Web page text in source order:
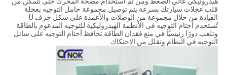
قلب عجلات سيارتك بسرعة.يتم توصيل مجموعة حامل التوجيه بعجلة
القيادة من خلال مجموعة من الوصلات والأعمدة على شكل حرف U.
تُستخدم أختام التوجيه في الأنظمة الهيدروليكية للتوجيه المدعوم بالطاقة
وتلعب دورًا رئيسيًا في منع فقدان الطاقة.تحافظ أختام التوجيه على سائل
التوجيه في النظام وتقلل من الاحتكاك.